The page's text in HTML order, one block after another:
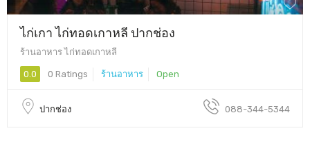
ไก่เกา ไก่ทอดเกาหลี ปากช่อง
ร้านอาหาร ไก่ทอดเกาหลี
0.0 0 Ratings ร้านอาหาร Open
ปากช่อง 088-344-5344